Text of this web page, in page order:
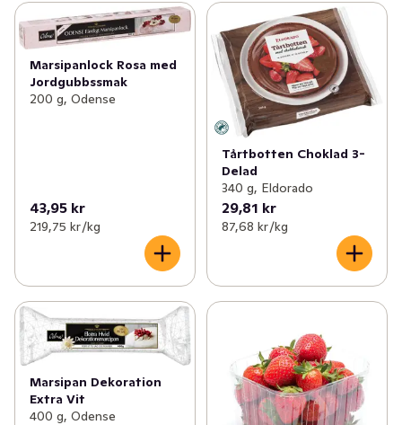
Marsipanlock Rosa med
Jordgubbssmak
200 g, Odense
43,95 kr
219,75 kr /kg
Tårtbotten Choklad 3-
Delad
340 g, Eldorado
29,81 kr
87,68 kr /kg
Marsipan Dekoration
Extra Vit
400 g, Odense